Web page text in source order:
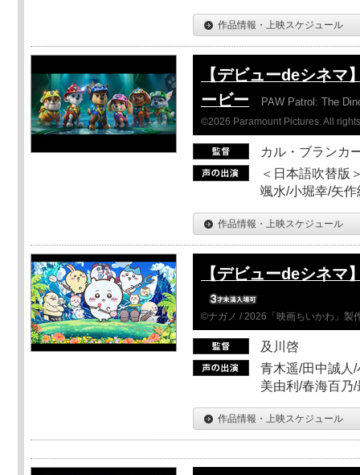
作品情報・上映スケジュール
【デビューdeシネマ
ービー
PAW Patrol: The
©2026 Paramount Pictures. All
カル・ブランカ
＜日本語吹替版
颯水/小堀幸/矢作
作品情報・上映スケジュール
【デビューdeシネマ
©ナガノ / 2026「映画ちいかわ」製
及川啓
青木遥/田中誠人
美由利/春海百乃
作品情報・上映スケジュール